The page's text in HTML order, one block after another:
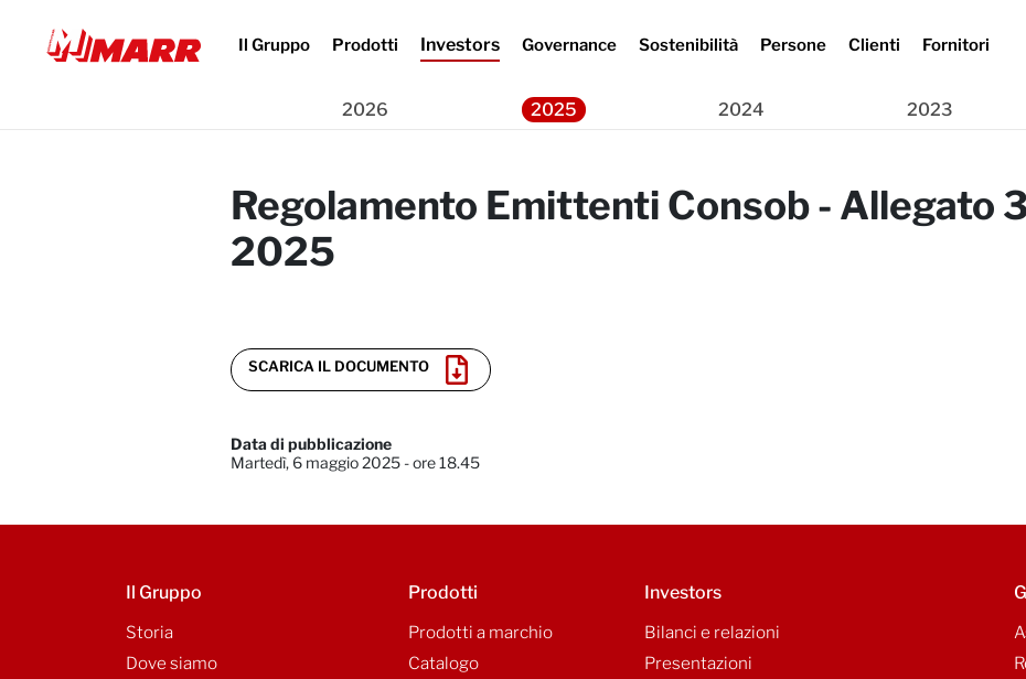
Il Gruppo Prodotti Investors Governance Sostenibilità Persone Clienti Fornitori
- Regolamento Emittenti Consob - Allegato 3F – aprile 2025
Press Release
2026 2025 2024 2023
Regolamento Emittenti Consob - Allegato
2025
SCARICA IL DOCUMENTO
Data di pubblicazione
Martedì, 6 maggio 2025 - ore 18.45
Il Gruppo
Storia
Dove siamo
Prodotti
Prodotti a marchio
Catalogo
Investors
Bilanci e relazioni
Presentazioni